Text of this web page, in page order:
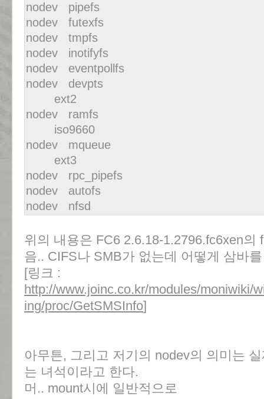
nodev pipefs
nodev futexfs
nodev tmpfs
nodev inotifyfs
nodev eventpollfs
nodev devpts
ext2
nodev ramfs
iso9660
nodev mqueue
ext3
nodev rpc_pipefs
nodev autofs
nodev nfsd
위의 내용은 FC6 2.6.18-1.2796.fc6xen의
음.. CIFS나 SMB가 없는데 어떻게 삼바
[링크 :
http://www.joinc.co.kr/modules/moniwiki/
ing/proc/GetSMSInfo]
아무튼, 그리고 저기의 nodev의 의미는
는 녀석이라고 한다.
머.. mount시에 일반적으로